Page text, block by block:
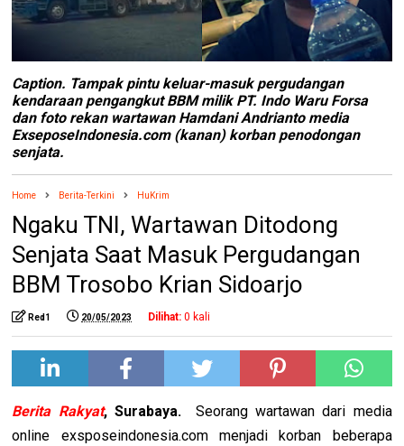
Caption. Tampak pintu keluar-masuk pergudangan
kendaraan pengangkut BBM milik PT. Indo Waru Forsa
dan foto rekan wartawan Hamdani Andrianto media
ExseposeIndonesia.com (kanan) korban penodongan
senjata.
Home Berita-Terkini HuKrim
Ngaku TNI, Wartawan Ditodong
Senjata Saat Masuk Pergudangan
BBM Trosobo Krian Sidoarjo
Red1 20/05/2023 Dilihat: 0 kali
Berita Rakyat, Surabaya.Seorang wartawan dari media
online exsposeindonesia.com menjadi korban beberapa